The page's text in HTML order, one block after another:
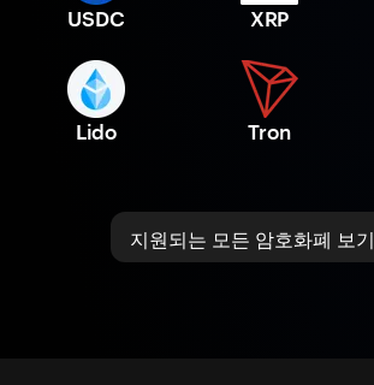
USDC XRP
Lido Tron
지원되는 모든 암호화폐 보기